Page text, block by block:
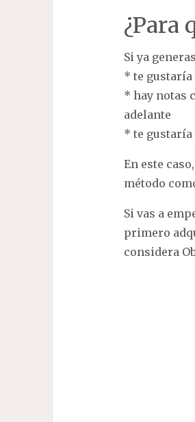
¿Para
Si ya
* te gustaría
* hay notas
adelante
* te
En este
método
Si vas a
primero
considera